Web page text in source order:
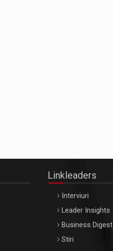
Linkleaders
Interviuri
Leader Insights
Business Digest
Stiri